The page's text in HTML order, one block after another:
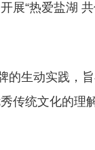
展“热爱盐湖
的生动实践，
传统文化的理